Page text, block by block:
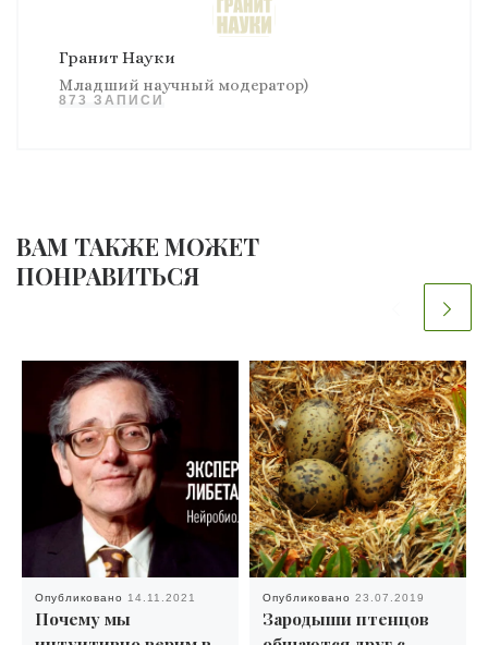
Гранит Науки
Младший научный модератор)
873 ЗАПИСИ
ВАМ ТАКЖЕ МОЖЕТ
ПОНРАВИТЬСЯ
Опубликовано 14.11.2021
Почему мы
Опубликовано 23.07.2019
Зародыши птенцов